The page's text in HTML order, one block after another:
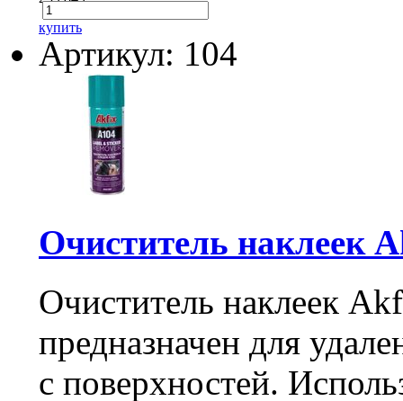
купить
Артикул: 104
Очиститель наклеек
Очиститель наклеек
предназначен для
с поверхностей.